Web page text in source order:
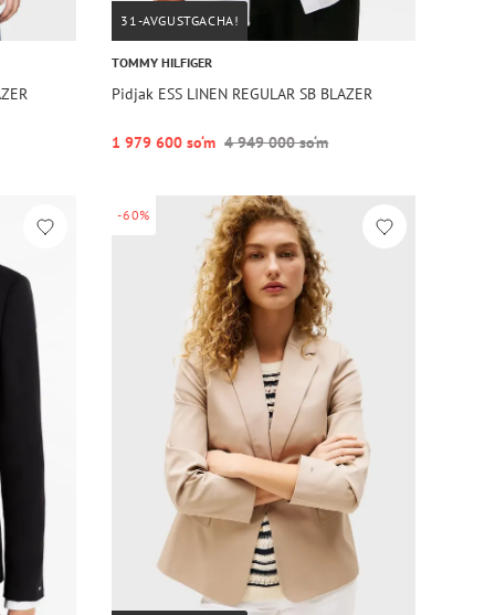
31-AVGUSTGACHA!
TOMMY HILFIGER
Pidjak ESS LINEN REGULAR SB BLAZER
1 979 600 so‘m 4 949 000 so‘m
-60%